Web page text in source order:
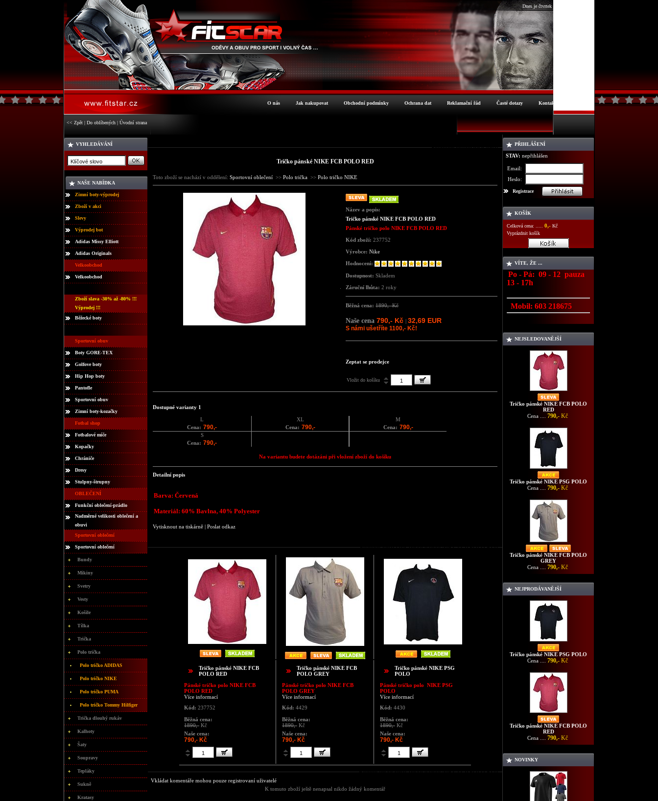
Dnes je čtvrtek 6.8.2026
O nás Jak nakupovat Obchodní podmínky Ochrana dat Reklamační řád Časté dotazy Kontakt
<< Zpět | Do oblíbených | Úvodní strana
VYHLEDÁVÁNÍ
NAŠE NABÍDKA
Zimní boty-výprodej
Zboží v akci
Slevy
Výprodej bot
Adidas Missy Elliott
Adidas Originals
Velkoobchod
Velkoobchod
Zboží slava -30% až -80% !!!
Výprodej !!!
Běžecké boty
Sportovní obuv
Boty GORE-TEX
Golfove boty
Hip Hop boty
Pantofle
Sportovní obuv
Zimní boty-kozačky
Fotbal shop
Fotbalové míče
Kopačky
Chrániče
Dresy
Stulpny-štrupny
OBLEČENÍ
Funkční oblečení-prádlo
Nadměrné velikosti oblečení a
obuvi
Sportovní oblečení
Sportovní oblečení
Bundy
Mikiny
Svetry
Vesty
Košile
Tílka
Trička
Polo trička
Polo tričko ADIDAS
Polo tričko NIKE
Polo tričko PUMA
Polo tričko Tommy Hilfiger
Trička dlouhý rukáv
Kalhoty
Šaty
Soupravy
Tepláky
Sukně
Kratasy
Podrobné informace o zboží
Tričko pánské NIKE FCB POLO RED
Toto zboží se nachází v oddělení: Sportovní oblečení >> Polo trička >> Polo tričko NIKE
Název a popis:
Tričko pánské NIKE FCB POLO RED
Pánské tričko polo NIKE FCB POLO RED
Kód zboží: 237752
Výrobce: Nike
Hodnocení:
Dostupnost: Skladem
Záruční lhůta: 2 roky
Běžná cena: 1890,- Kč
Naše cena 790,- Kč 32,69 EUR
S námi ušetříte 1100,- Kč!
Zeptat se prodejce
Vložit do košíku
Dostupné varianty 1
L
Cena: 790,-
XL
Cena: 790,-
M
Cena: 790,-
S
Cena: 790,-
Na variantu budete dotázáni při vložení zboží do košíku
Detailní popis
Barva: Červená
Materiál: 60% Bavlna, 40% Polyester
Vytisknout na tiskárně | Poslat odkaz
Podobné zboží jako Tričko pánské NIKE FCB POLO RED
Tričko pánské NIKE FCB
POLO RED
Pánské tričko polo NIKE FCB
POLO RED
Více informací
Kód: 237752
Běžná cena:
1890,- Kč
Naše cena:
790,- Kč
Tričko pánské NIKE FCB
POLO GREY
Pánské tričko polo NIKE FCB
POLO GREY
Více informací
Kód: 4429
Běžná cena:
1890,- Kč
Naše cena:
790,- Kč
Tričko pánské NIKE PSG
POLO
Pánské tričko polo NIKE PSG
POLO
Více informací
Kód: 4430
Běžná cena:
1890,- Kč
Naše cena:
790,- Kč
Komentáře ke zboží Tričko pánské NIKE FCB POLO RED
Vkládat komentáře mohou pouze registrovaní uživatelé
K tomuto zboží ještě nenapsal nikdo žádný komentář
PŘIHLÁŠENÍ
STAV: nepřihlášen
Email:
Heslo:
Registrace
KOŠÍK
Celková cena: ..... 0,- Kč
Vyprázdnit košík
VÍTE, ŽE ...
Po - Pá: 09 - 12 pauza
13 - 17h
Mobil: 603 218675
NEJSLEDOVANĚJŠÍ
Tričko pánské NIKE FCB POLO
RED
Cena .... 790,- Kč
Tričko pánské NIKE PSG POLO
Cena .... 790,- Kč
Tričko pánské NIKE FCB POLO
GREY
Cena .... 790,- Kč
NEJPRODÁVANĚJŠÍ
Tričko pánské NIKE PSG POLO
Cena .... 790,- Kč
Tričko pánské NIKE FCB POLO
RED
Cena .... 790,- Kč
NOVINKY